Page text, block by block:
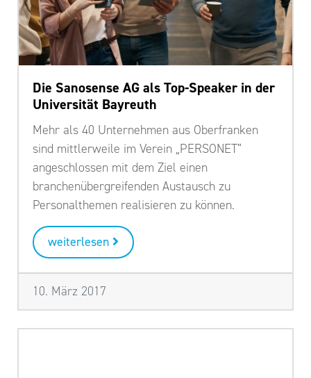
Die Sanosense AG als Top-Speaker in der
Universität Bayreuth
Mehr als 40 Unternehmen aus Oberfranken
sind mittlerweile im Verein „PERSONET“
angeschlossen mit dem Ziel einen
branchenübergreifenden Austausch zu
Personalthemen realisieren zu können.
weiterlesen
10. März 2017